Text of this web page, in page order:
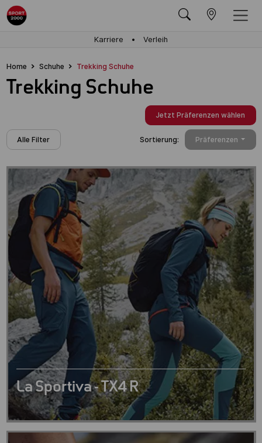
Karriere Verleih
Home Schuhe Trekking Schuhe
Trekking Schuhe
Jetzt Präferenzen wählen
Alle Filter Sortierung: Präferenzen
La Sportiva - TX4 R